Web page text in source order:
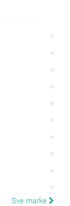
Sve marke